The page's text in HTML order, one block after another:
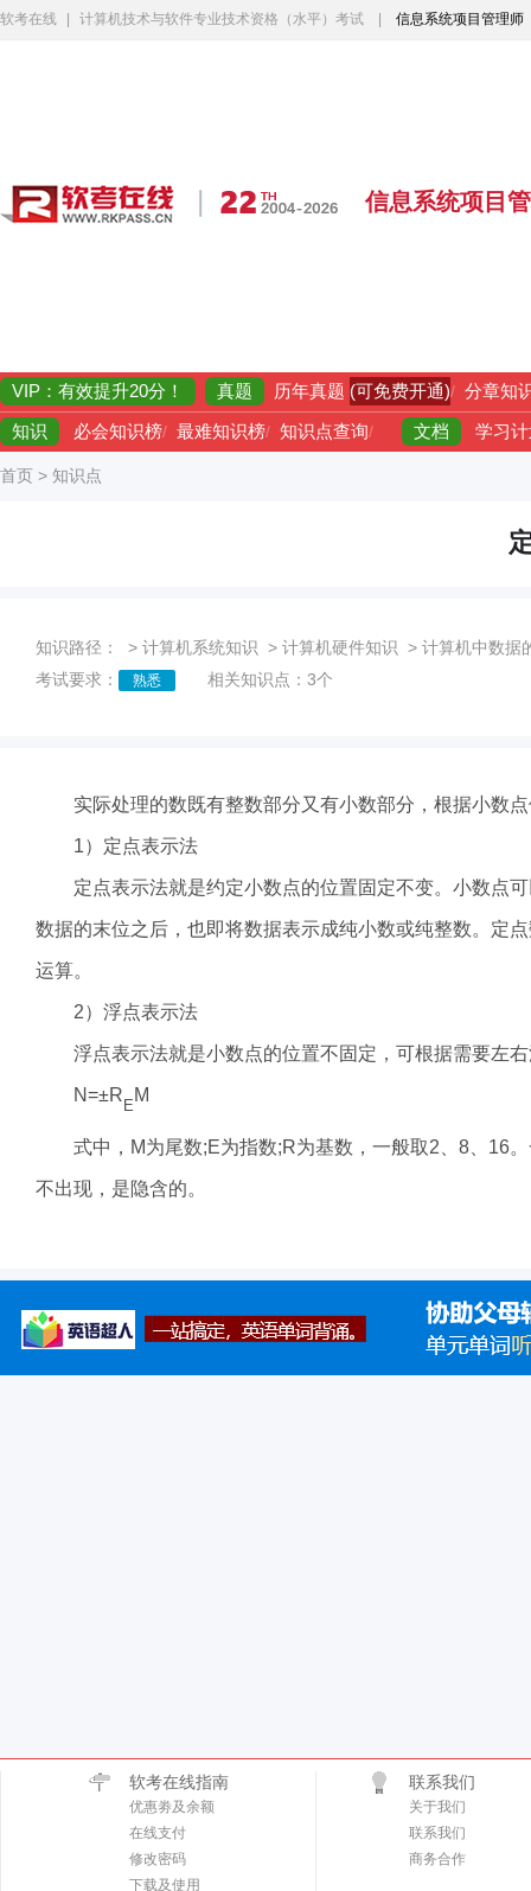
软考在线 计算机技术与软件专业技术资格（水平）考试 信息系统项目管理师
信息系统项目
VIP：有效提升20分！ 真题 历年真题 (可免费开通)/ 分章知
知识 必会知识榜/ 最难知识榜/ 知识点查询/ 文档 学习
首页 > 知识点
定
知识路径： > 计算机系统知识 > 计算机硬件知识 > 计算机中数据
考试要求：
熟悉 相关知识点：3个
实际处理的数既有整数部分又有小数部分，根据小数点
1）定点表示法
定点表示法就是约定小数点的位置固定不变。小数点可
数据的末位之后，也即将数据表示成纯小数或纯整数。定
运算。
2）浮点表示法
浮点表示法就是小数点的位置不固定，可根据需要左右
N=±R
E
M
式中， M为尾数;E为指数;R为基数，一般取2、8、16
不出现，是隐含的。
软考在线指南
优惠劵及余额
在线支付
修改密码
下载及使用
联系我们
关于我们
联系我们
商务合作